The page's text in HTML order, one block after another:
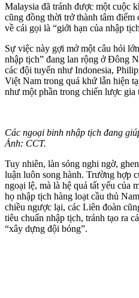
Malaysia đã tránh được một cuộc
cũng đồng thời trở thành tâm điểm
về cái gọi là “giới hạn của nhập
Sự việc này gợi mở một câu hỏi
nhập tịch” đang lan rộng ở Đông
các đội tuyển như Indonesia,
Việt Nam trong quá khứ lẫn hiện
như một phần trong chiến lược
Các ngoại binh nhập tịch đang
Ảnh: CCT.
Tuy nhiên, làn sóng nghi ngờ,
luận luôn song hành. Trường hợp
ngoại lệ, mà là hệ quả tất yếu của
họ nhập tịch hàng loạt cầu thủ
chiều ngược lại, các Liên đoàn
tiêu chuẩn nhập tịch, tránh tạo ra
“xây dựng đội bóng”.